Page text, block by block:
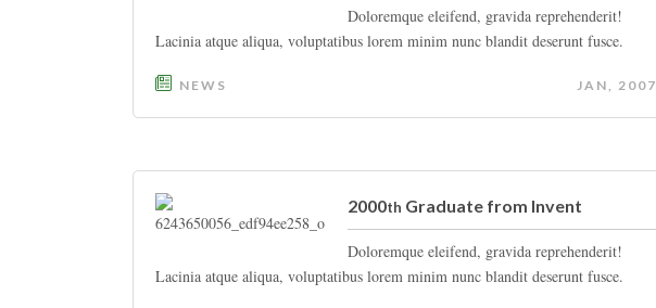
Doloremque eleifend, gravida reprehenderit!
Lacinia atque aliqua, voluptatibus lorem minim nunc blandit deserunt fusce.
NEWS JAN, 2007
2000th Graduate from Invent
Doloremque eleifend, gravida reprehenderit!
Lacinia atque aliqua, voluptatibus lorem minim nunc blandit deserunt fusce.